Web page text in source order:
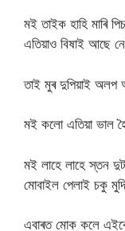
মই তাইক হাহি মাৰি
এতিয়াও বিষাই আছে
তাই মুৰ দুপিয়াই অলপ
মই কলো এতিয়া ভাল
মই লাহে লাহে স্তন
মোবাইল পেলাই চকু
এবাৰত মোক কলে